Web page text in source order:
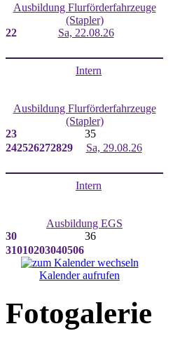
Ausbildung Flurförderfahrzeuge
(Stapler)
22
Sa, 22.08.26
Intern
Ausbildung Flurförderfahrzeuge
(Stapler)
23
35
242526272829 Sa, 29.08.26
Intern
Ausbildung EGS
30
36
31010203040506
Kalender aufrufen
Fotogalerie